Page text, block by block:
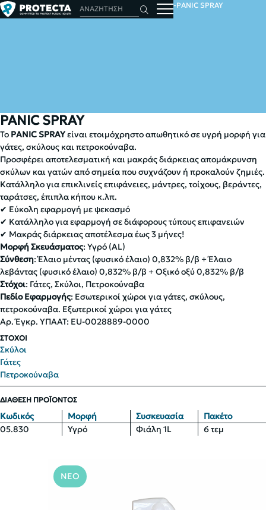
ΑΡΧΙΚΗ ΖΩΑ ΑΠΩΘΗΤΙΚΑ ΖΩΩΝ PANIC SPRAY
ΝΕΟ
PANIC SPRAY
Το PANIC SPRAYείναι ετοιμόχρηστο απωθητικό σε υγρή μορφή για
γάτες, σκύλους και πετροκούναβα.
Προσφέρει αποτελεσματική και μακράς διάρκειας απομάκρυνση
σκύλων και γατών από σημεία που συχνάζουν ή προκαλούν ζημιές.
Κατάλληλο για επικλινείς επιφάνειες, μάντρες, τοίχους, βεράντες,
ταράτσες, έπιπλα κήπου κ.λπ.
✔︎ Εύκολη εφαρμογή με ψεκασμό
✔︎ Κατάλληλο για εφαρμογή σε διάφορους τύπους επιφανειών
✔︎ Μακράς διάρκειας αποτέλεσμα έως 3 μήνες!
Μορφή Σκευάσματος: Υγρό (AL)
Σύνθεση: Έλαιο μέντας (φυσικό έλαιο) 0,832% β/β + Έλαιο
λεβάντας (φυσικό έλαιο) 0,832% β/β + Οξικό οξύ 0,832% β/β
Στόχοι: Γάτες, Σκύλοι, Πετροκούναβα
Πεδίο Εφαρμογής: Εσωτερικοί χώροι για γάτες, σκύλους,
πετροκούναβα. Εξωτερικοί χώροι για γάτες
Αρ. Έγκρ. ΥΠΑΑΤ: EU-0028889-0000
ΣΤΟΧΟΙ
Σκύλοι
Γάτες
Πετροκούναβα
ΔΙΑΘΕΣΗ ΠΡΟΪΟΝΤΟΣ
Κωδικός Μορφή Συσκευασία
Πακέτο
05.830
Υγρό Φιάλη 1L 6 τεμ